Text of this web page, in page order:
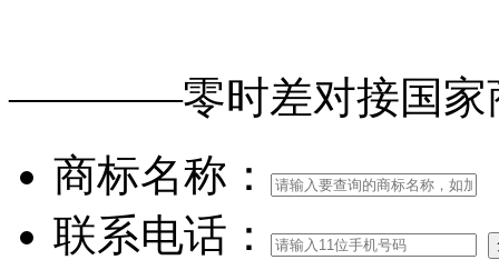
————零时差对接国
商标名称：
联系电话：